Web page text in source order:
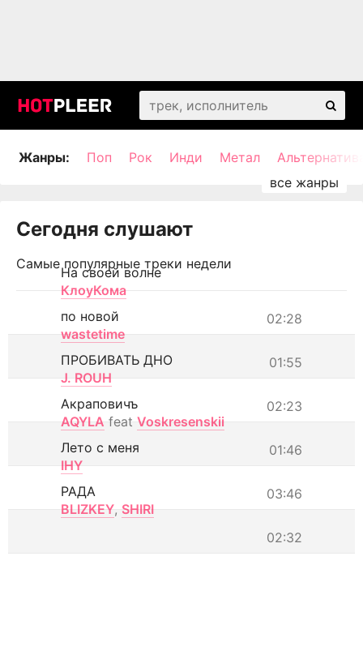
Жанры: Поп Рок Инди Метал
Сегодня слушают
Самые популярные треки недели
На своей волне
КлоуКома
02:28
по новой
wastetime
01:55
ПРОБИВАТЬ ДНО
J. ROUH
02:23
Акраповичъ
AQYLA feat Voskresenskii
01:46
Лето с меня
IHY
03:46
РАДА
BLIZKEY, SHIRI
02:32